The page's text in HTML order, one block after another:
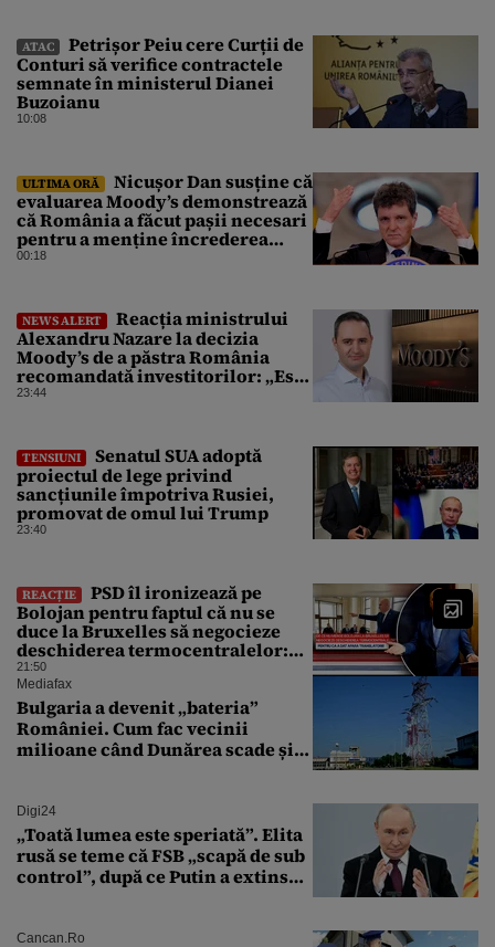
ATAC
Petrișor Peiu cere Curții de
Conturi să verifice contractele
semnate în ministerul Dianei
Buzoianu
10:08
ULTIMA ORĂ
Nicușor Dan susține că
evaluarea Moody’s demonstrează
că România a făcut pașii necesari
pentru a menține încrederea
investitorilor: „Totuși,
00:18
NEWS ALERT
Reacția ministrului
Alexandru Nazare la decizia
Moody’s de a păstra România
recomandată investitorilor: „Este
un răgaz, dar în niciun caz un
23:44
TENSIUNI
Senatul SUA adoptă
proiectul de lege privind
sancțiunile împotriva Rusiei,
promovat de omul lui Trump
23:40
REACȚIE
PSD îl ironizează pe
Bolojan pentru faptul că nu se
duce la Bruxelles să negocieze
deschiderea termocentralelor:
„Pentru că a dat afară
translatorii”
21:50
Mediafax
Bulgaria a devenit „bateria”
României. Cum fac vecinii
milioane când Dunărea scade și
Digi24
„Toată lumea este speriată”. Elita
rusă se teme că FSB „scapă de sub
control”, după ce Putin a extins
Cancan.ro